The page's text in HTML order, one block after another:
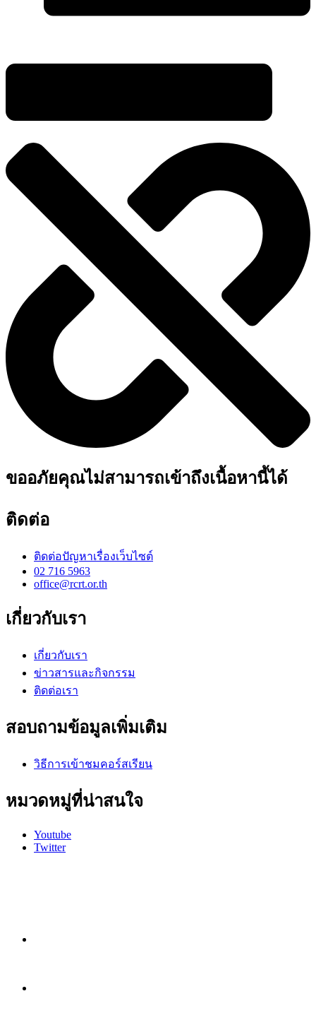
ขออภัยคุณไม่สามารถเข้าถึงเนื้อหานี้ได้
ติดต่อ
ติดต่อปัญหาเรื่องเว็บไซต์
02 716 5963
office@rcrt.or.th
เกี่ยวกับเรา
เกี่ยวกับเรา
ข่าวสารและกิจกรรม
ติดต่อเรา
สอบถามข้อมูลเพิ่มเติม
วิธีการเข้าชมคอร์สเรียน
หมวดหมู่ที่น่าสนใจ
Youtube
Twitter